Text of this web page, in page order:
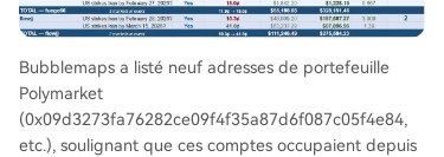
Bubblemaps a listé neuf adresses de portefeuille
Polymarket
(0x09d3273fa76282ce09f4f35a87d6f087c05f4e84,
etc.), soulignant que ces comptes occupaient depuis